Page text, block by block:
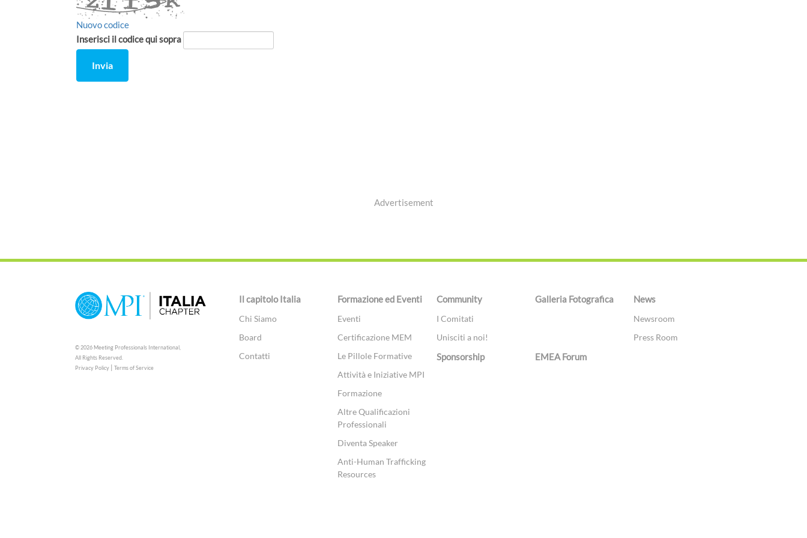
Nuovo codice
Inserisci il codice qui sopra
Invia
Advertisement
© 2026 Meeting Professionals International,
All Rights Reserved.
Privacy Policy| Terms of Service
Il capitolo Italia
Chi Siamo
Board
Contatti
Formazione ed Eventi
Eventi
Certificazione MEM
Le Pillole Formative
Attività e Iniziative MPI
Formazione
Altre Qualificazioni
Professionali
Diventa Speaker
Anti-Human Trafficking
Resources
Community
I Comitati
Unisciti a noi!
Galleria Fotografica News
Newsroom
Press Room
Sponsorship EMEA Forum